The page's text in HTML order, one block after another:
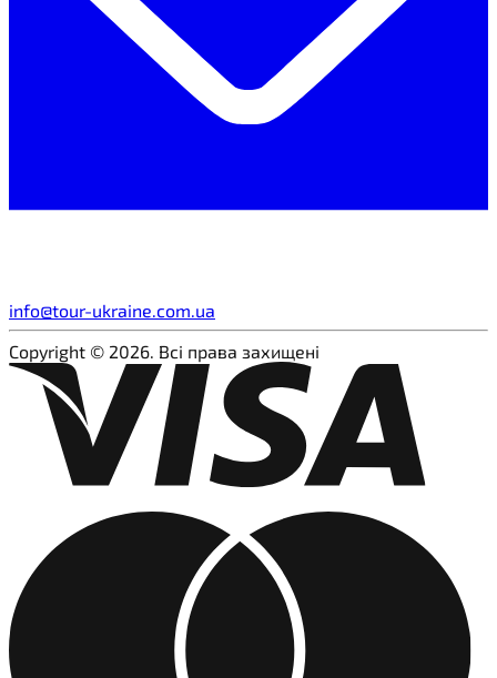
info@tour-ukraine.com.ua
Copyright © 2026. Всі права захищені